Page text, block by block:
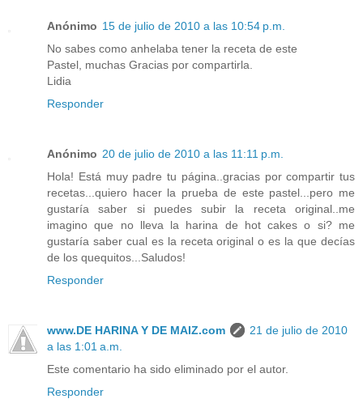
Anónimo 15 de julio de 2010 a las 10:54 p.m.
No sabes como anhelaba tener la receta de este
Pastel, muchas Gracias por compartirla.
Lidia
Responder
Anónimo 20 de julio de 2010 a las 11:11 p.m.
Hola! Está muy padre tu página..gracias por compartir tus
recetas...quiero hacer la prueba de este pastel...pero me
gustaría saber si puedes subir la receta original..me
imagino que no lleva la harina de hot cakes o si? me
gustaría saber cual es la receta original o es la que decías
de los quequitos...Saludos!
Responder
www.DE HARINA Y DE MAIZ.com
21 de julio de 2010
a las 1:01 a.m.
Este comentario ha sido eliminado por el autor.
Responder